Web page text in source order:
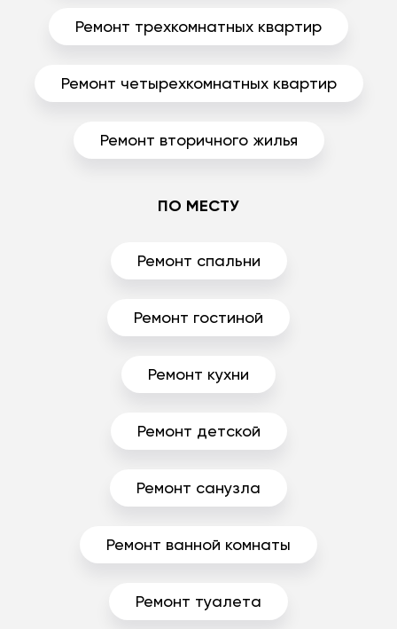
Ремонт трехкомнатных квартир
Ремонт четырехкомнатных квартир
Ремонт вторичного жилья
ПО МЕСТУ
Ремонт спальни
Ремонт гостиной
Ремонт кухни
Ремонт детской
Ремонт санузла
Ремонт ванной комнаты
Ремонт туалета